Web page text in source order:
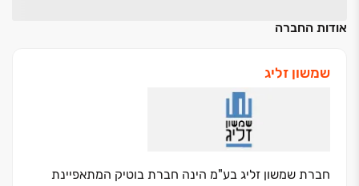
אודות החברה
שמשון זליג
חברת שמשון זליג בע"מ הינה חברת בוטיק המתאפיינת